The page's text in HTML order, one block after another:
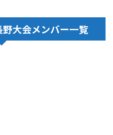
大会メンバー一覧